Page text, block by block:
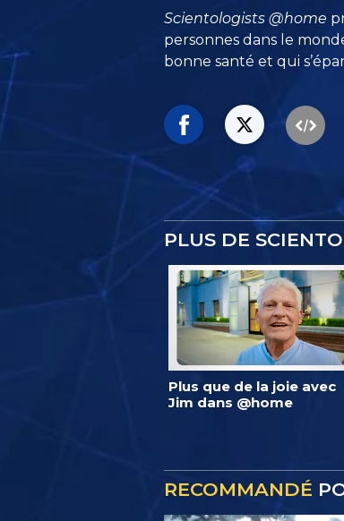
Scientologists @home
personnes dans le
bonne santé et qui
PLUS DE
Plus que de la joie avec
Jim dans @home
RECOMMANDÉ